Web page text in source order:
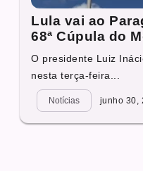
Lula vai ao
68ª Cúpula do
O presidente Luiz
nesta terça-feira...
Notícias junho 30,